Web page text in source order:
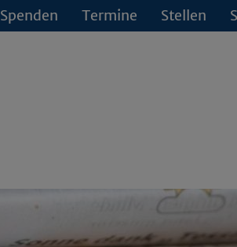
Spenden Termine Stellen